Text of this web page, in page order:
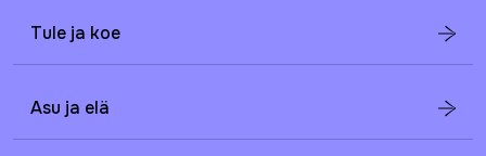
Tule ja koe
Asu ja elä